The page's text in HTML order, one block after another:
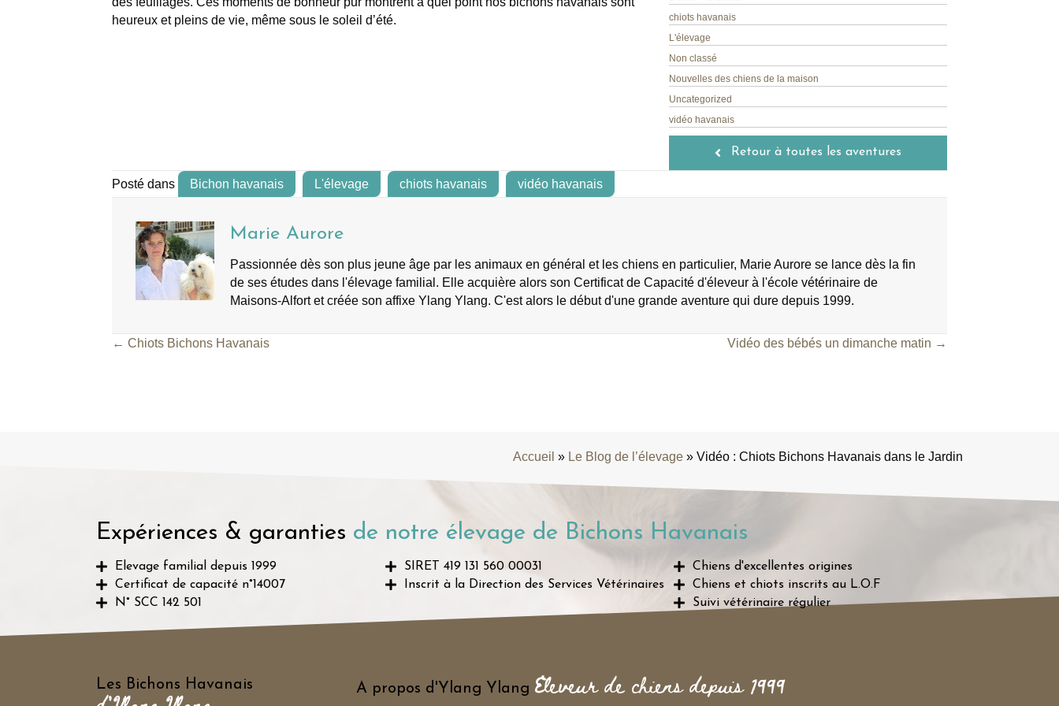
heureux et pleins de vie, même sous le soleil d’été.
chiots havanais
L'élevage
Non classé
Nouvelles des chiens de la maison
Uncategorized
vidéo havanais
Retour à toutes les aventures
Posté dans Bichon havanais L'élevage chiots havanais vidéo havanais
Marie Aurore
Passionnée dès son plus jeune âge par les animaux en général et les chiens en particulier, Marie Aurore se lance dès la fin
de ses études dans l'élevage familial. Elle acquière alors son Certificat de Capacité d'éleveur à l'école vétérinaire de
Maisons-Alfort et créée son affixe Ylang Ylang. C'est alors le début d'une grande aventure qui dure depuis 1999.
Posts
← Chiots Bichons Havanais Vidéo des bébés un dimanche matin →
Accueil » Le Blog de l’élevage » Vidéo : Chiots Bichons Havanais dans le Jardin
Expériences & garanties de notre élevage de Bichons Havanais
Elevage familial depuis 1999
Certificat de capacité n°14007
N° SCC 142 501
SIRET 419 131 560 00031
Inscrit à la Direction des Services Vétérinaires
Chiens d'excellentes origines
Chiens et chiots inscrits au L.O.F
Suivi vétérinaire régulier
Les Bichons Havanais A propos d'Ylang Ylang Eleveur de chiens depuis 1999